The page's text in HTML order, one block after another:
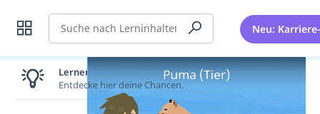
Suche Neu:
Lernen lohnt sich!
Entdecke hier deine Chancen.